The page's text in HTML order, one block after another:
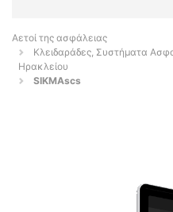
Αετοί της ασφάλειας
Κλειδαράδες, Συστήματα
Ηρακλείου
SIKMAscs